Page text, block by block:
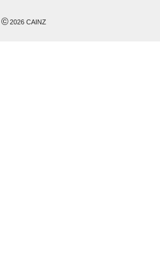
©2026 CAINZ